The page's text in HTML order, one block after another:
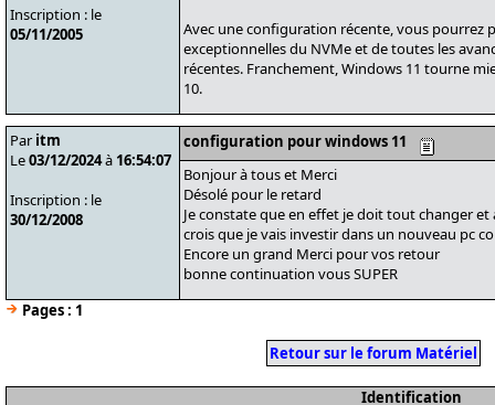
Inscription : le
05/11/2005
Avec une configuration récente, vous pourrez
exceptionnelles du NVMe et de toutes les
récentes. Franchement, Windows 11 tourne
10.
Par itm
Le03/12/2024à 16:54:07
Inscription : le
30/12/2008
configuration pour windows 11
Bonjour à tous et Merci
Désolé pour le retard
Je constate que en effet je doit tout changer
crois que je vais investir dans un nouveau pc
Encore un grand Merci pour vos retour
bonne continuation vous SUPER
Pages : 1
Retour sur le forum Matériel
Identification